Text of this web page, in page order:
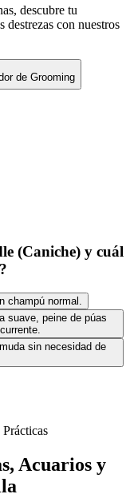
descubre tu
destrezas con nuestros
de Grooming
(Caniche) y cuál
champú normal.
suave, peine de púas
sin necesidad de
Acuarios y